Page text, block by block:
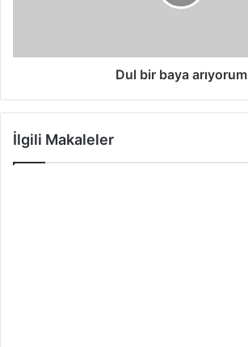
Dul bir baya arıyorum
İlgili Makaleler